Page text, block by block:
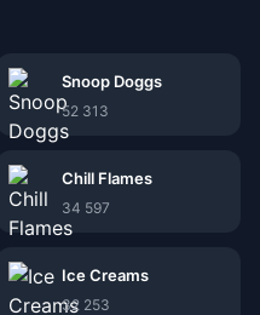
Snoop Doggs
52 313
Chill Flames
34 597
Ice Creams
32 253